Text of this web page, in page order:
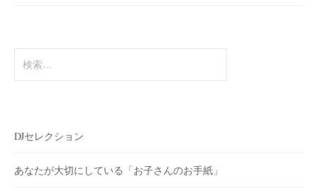
索:
DJセレクション
あなたが大切にしている「お子さんのお手紙」